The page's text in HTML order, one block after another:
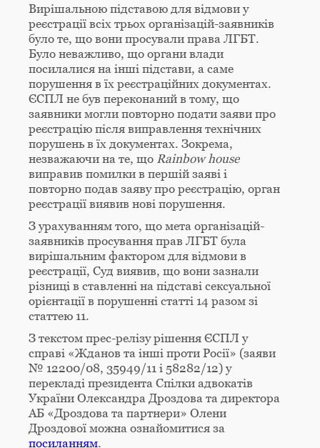
Вирішальною підставою для відмови у
реєстрації всіх трьох організацій-заявників
було те, що вони просували права ЛГБТ.
Було неважливо, що органи влади
посилалися на інші підстави, а саме
порушення в їх реєстраційних документах.
ЄСПЛ не був переконаний в тому, що
заявники могли повторно подати заяви про
реєстрацію після виправлення технічних
порушень в їх документах. Зокрема,
незважаючи на те, що Rainbow house
виправив помилки в першій заяві і
повторно подав заяву про реєстрацію, орган
реєстрації виявив нові порушення.
З урахуванням того, що мета організацій-
заявників просування прав ЛГБТ була
вирішальним фактором для відмови в
реєстрації, Суд виявив, що вони зазнали
різниці в ставленні на підставі сексуальної
орієнтації в порушенні статті 14 разом зі
статтею 11.
З текстом прес-релізу рішення ЄСПЛ у
справі «Жданов та інші проти Росії» (заяви
№ 12200/08, 35949/11 і 58282/12) у
перекладі президента Спілки адвокатів
України Олександра Дроздова та директора
АБ «Дроздова та партнери» Олени
Дроздової можна ознайомитися за
посиланням.